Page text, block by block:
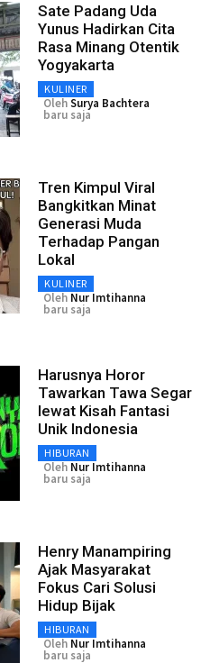
Sate Padang Uda
Yunus Hadirkan Cita
Rasa Minang Otentik
Yogyakarta
KULINER
OlehSurya Bachtera
baru saja
Tren Kimpul Viral
Bangkitkan Minat
Generasi Muda
Terhadap Pangan
Lokal
KULINER
Oleh Nur Imtihanna
baru saja
Harusnya Horor
Tawarkan Tawa Segar
lewat Kisah Fantasi
Unik Indonesia
HIBURAN
Oleh Nur Imtihanna
baru saja
Henry Manampiring
Ajak Masyarakat
Fokus Cari Solusi
Hidup Bijak
HIBURAN
Oleh Nur Imtihanna
baru saja